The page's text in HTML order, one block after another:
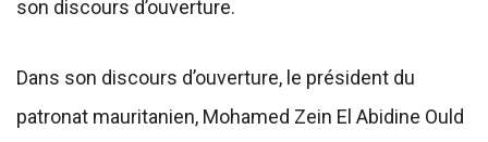
son discours d’ouverture.
Dans son discours d’ouverture, le président du
patronat mauritanien, Mohamed Zein El Abidine Ould